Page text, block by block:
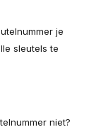
je
sleutels te
niet?